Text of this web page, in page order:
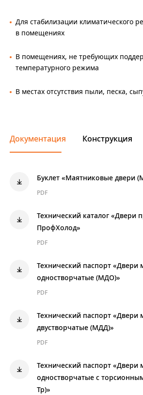
Для стабилизации климатического
в помещениях
В помещениях, не требующих
температурного режима
В местах отсутствия пыли, песка,
Документация Конструкция
Буклет «Маятниковые двери
PDF
Технический каталог «Двери
ПрофХолод»
PDF
Технический паспорт «Двери
одностворчатые (МДО)»
PDF
Технический паспорт «Двери
двустворчатые (МДД)»
PDF
Технический паспорт «Двери
одностворчатые с
Тр)»